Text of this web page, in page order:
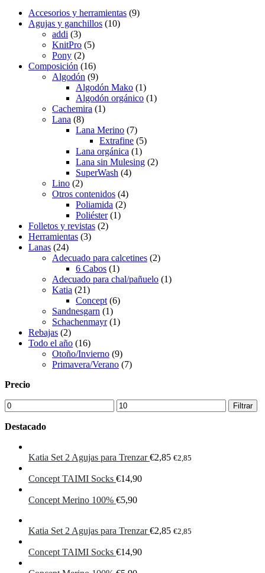
opciones
se
pueden
elegir
la
página
Accesorios y herramientas (9)
Agujas y ganchillos (10)
addi (3)
KnitPro (5)
Pony (2)
Composición (16)
Algodón (9)
Algodón Mako (1)
Algodón orgánico (1)
Cachemira (1)
Lana (8)
Lana Merino (7)
Extrafine (5)
Lana orgánica (1)
Lana sin Mulesing (2)
SuperWash (4)
Lino (2)
Otros contenidos (4)
Poliamida (2)
Poliéster (1)
Folletos y revistas (2)
Herramientas (3)
Lanas (24)
Adecuado para calcetines (2)
6 Cabos (1)
Adecuado para chal/pañuelo (1)
Katia (21)
Concept (6)
Sandnesgarn (1)
Schachenmayr (1)
Rebajas (2)
Todo el año (16)
Otoño/Invierno (9)
Primavera/Verano (7)
Precio
Precio
mínimo
Precio
máximo
Filtrar
Destacado
Katia Set 2 Agujas para Trenzar €2,85 €2,85
Concept TAIMI Socks €14,90
Concept Merino 100% €5,90
Katia Set 2 Agujas para Trenzar €2,85 €2,85
Concept TAIMI Socks €14,90